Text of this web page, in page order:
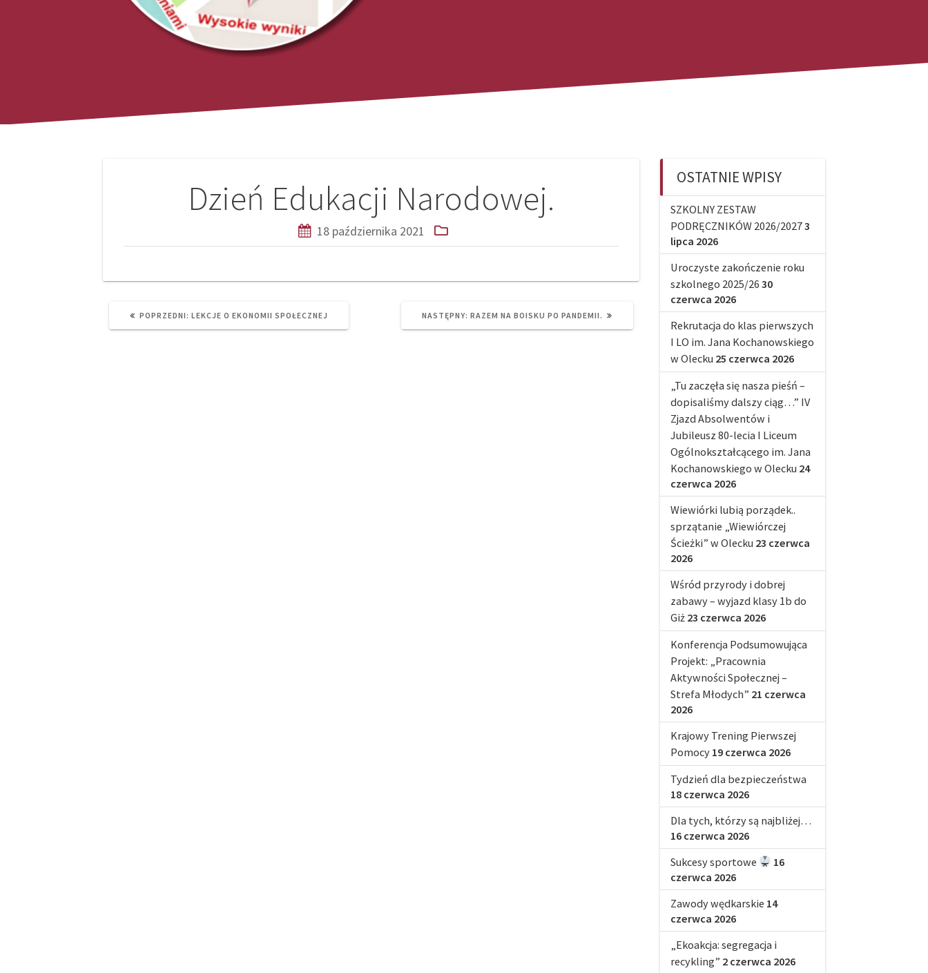
Dzień Edukacji Narodowej.
18 października 2021
Nawigacja
POPRZEDNI: PREVIOUS
LEKCJE O EKONOMII SPOŁECZNEJ NASTĘPNY: NEXT
RAZEM NA BOISKU PO PANDEMII.
OSTATNIE WPISY
SZKOLNY ZESTAW
PODRĘCZNIKÓW 2026/20273
lipca 2026
Uroczyste zakończenie roku
szkolnego 2025/26 30
czerwca 2026
Rekrutacja do klas pierwszych
I LO im. Jana Kochanowskiego
w Olecku 25 czerwca 2026
„Tu zaczęła się nasza pieśń –
dopisaliśmy dalszy ciąg…” IV
Zjazd Absolwentów i
Jubileusz 80-lecia I Liceum
Ogólnokształcącego im. Jana
Kochanowskiego w Olecku 24
czerwca 2026
Wiewiórki lubią porządek..
sprzątanie „Wiewiórczej
Ścieżki” w Olecku 23 czerwca
2026
Wśród przyrody i dobrej
zabawy – wyjazd klasy 1b do
Giż 23 czerwca 2026
Konferencja Podsumowująca
Projekt: „Pracownia
Aktywności Społecznej –
Strefa Młodych” 21 czerwca
2026
Krajowy Trening Pierwszej
Pomocy 19 czerwca 2026
Tydzień dla bezpieczeństwa
18 czerwca 2026
Dla tych, którzy są najbliżej…
16 czerwca 2026
Sukcesy sportowe
16
czerwca 2026
Zawody wędkarskie 14
czerwca 2026
„Ekoakcja: segregacja i
recykling” 2 czerwca 2026